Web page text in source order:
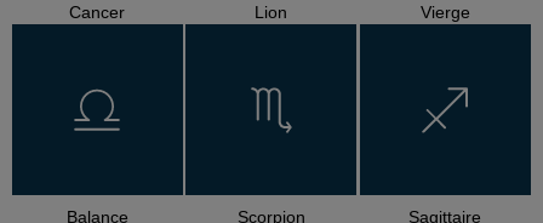
Cancer Lion Vierge
Balance Scorpion Sagittaire